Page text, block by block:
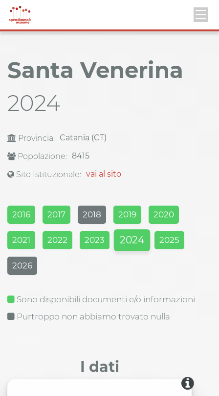
Santa Venerina
2024
Provincia:
Catania (CT)
Popolazione: 8415
Sito Istituzionale: vai al sito
2016 2017 2018 2019 2020
2021 2022 2023 2024 2025
2026
Sono disponibili documenti e/o informazioni
Purtroppo non abbiamo trovato nulla
I dati